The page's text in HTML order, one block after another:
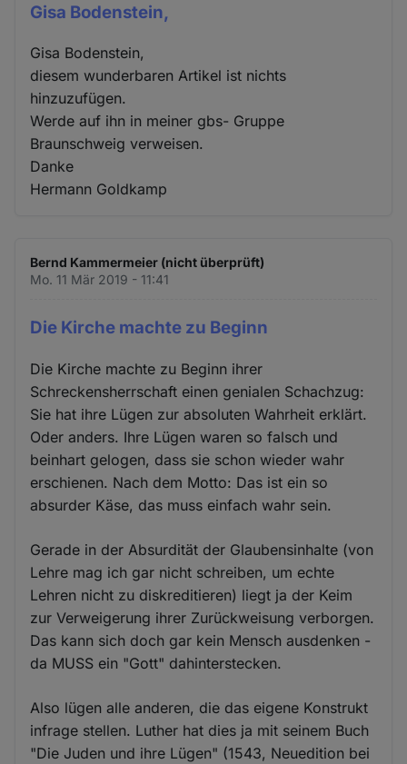
Gisa Bodenstein,
Gisa Bodenstein,
diesem wunderbaren Artikel ist nichts
hinzuzufügen.
Werde auf ihn in meiner gbs- Gruppe
Braunschweig verweisen.
Danke
Hermann Goldkamp
Bernd Kammermeier (nicht überprüft)
Mo. 11 Mär 2019 - 11:41
Die Kirche machte zu Beginn
Die Kirche machte zu Beginn ihrer
Schreckensherrschaft einen genialen Schachzug:
Sie hat ihre Lügen zur absoluten Wahrheit erklärt.
Oder anders. Ihre Lügen waren so falsch und
beinhart gelogen, dass sie schon wieder wahr
erschienen. Nach dem Motto: Das ist ein so
absurder Käse, das muss einfach wahr sein.
Gerade in der Absurdität der Glaubensinhalte (von
Lehre mag ich gar nicht schreiben, um echte
Lehren nicht zu diskreditieren) liegt ja der Keim
zur Verweigerung ihrer Zurückweisung verborgen.
Das kann sich doch gar kein Mensch ausdenken -
da MUSS ein "Gott" dahinterstecken.
Also lügen alle anderen, die das eigene Konstrukt
infrage stellen. Luther hat dies ja mit seinem Buch
"Die Juden und ihre Lügen" (1543, Neuedition bei